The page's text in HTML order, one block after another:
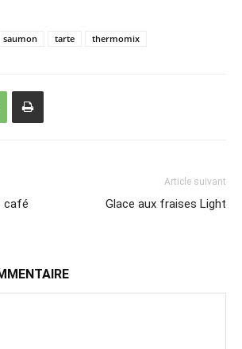
saumon tarte thermomix
café
Article suivant
Glace aux fraises Light